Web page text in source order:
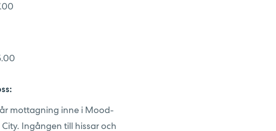
mottagning inne i Mood-
Ingången till hissar och